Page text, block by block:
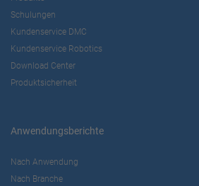
Schulungen
Kundenservice DMC
Kundenservice Robotics
Download Center
Produktsicherheit
Anwendungsberichte
Nach Anwendung
Nach Branche